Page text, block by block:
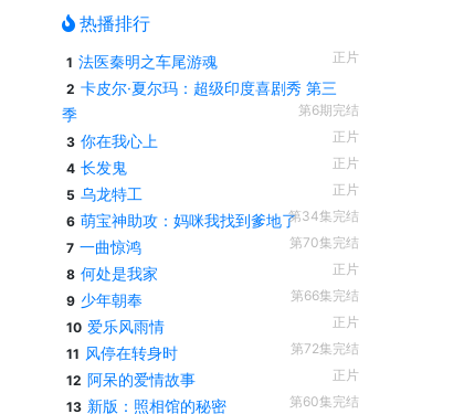
热播排行
1 法医秦明之车尾游魂
正片
2 卡皮尔·夏尔玛：超级印度喜剧秀 第三
季
第6期完结
3 你在我心上
正片
4 长发鬼
正片
5 乌龙特工
正片
6 萌宝神助攻：妈咪我找到爹地了第34集完结
7 一曲惊鸿
第70集完结
8 何处是我家
正片
9 少年朝奉
第66集完结
10 爱乐风雨情
正片
11 风停在转身时
第72集完结
12 阿呆的爱情故事
正片
13 新版：照相馆的秘密
第60集完结